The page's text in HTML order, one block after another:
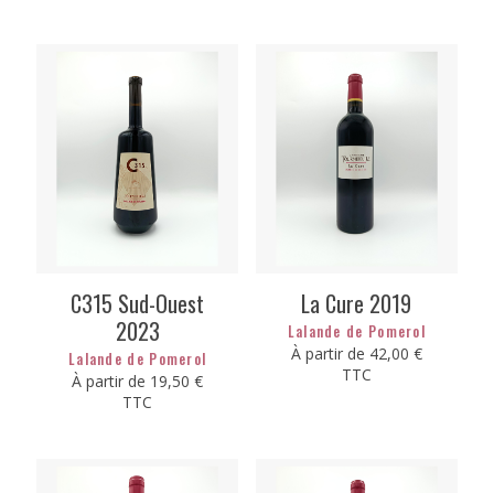
C315 Sud-Ouest
2023
Lalande de Pomerol
À partir de 19,50€
TTC
La Cure 2019
Lalande de Pomerol
À partir de 42,00 €
TTC